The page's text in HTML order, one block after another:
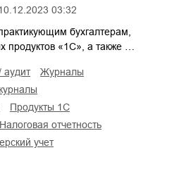
03:32
бухгалтерам,
продуктов «1С», а также …
аудит
журналы
продукты 1С
налоговая отчетность
учет